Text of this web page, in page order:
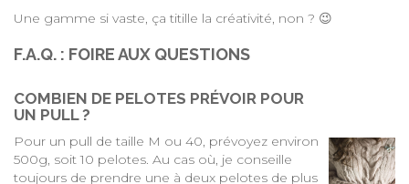
Une gamme si vaste, ça titille la créativité, non ? 😉
F.A.Q. : FOIRE AUX QUESTIONS
COMBIEN DE PELOTES PRÉVOIR POUR
UN PULL ?
Pour un pull de taille M ou 40, prévoyez environ
500g, soit 10 pelotes. Au cas où, je conseille
toujours de prendre une à deux pelotes de plus